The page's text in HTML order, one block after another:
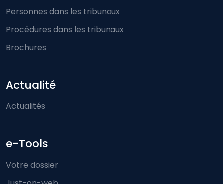
Personnes dans les tribunaux
Procédures dans les tribunaux
Brochures
Actualité
Actualités
e-Tools
Votre dossier